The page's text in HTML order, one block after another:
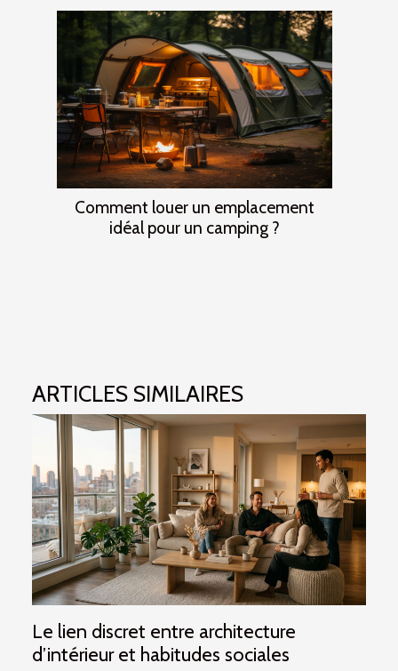
Comment louer un emplacement
idéal pour un camping ?
ARTICLES SIMILAIRES
Le lien discret entre architecture
d’intérieur et habitudes sociales